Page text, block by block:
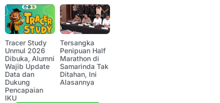
Tracer Study
Unmul 2026
Dibuka, Alumni
Wajib Update
Data dan
Dukung
Pencapaian
IKU
Tersangka
Penipuan Half
Marathon di
Samarinda Tak
Ditahan, Ini
Alasannya